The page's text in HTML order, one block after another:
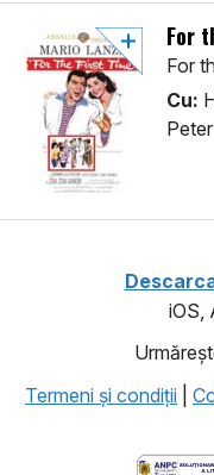
For
For
Cu:
iOS,
Termeni şi condiţii